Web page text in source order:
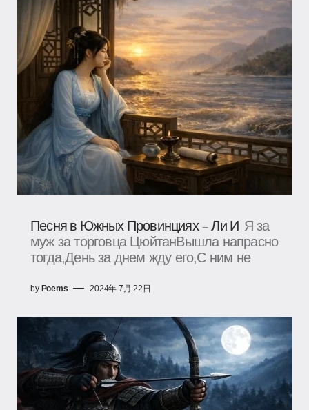
Песня в Южных Провинциях – Ли И Я за
муж за торговца ЦюйтанВышла напрасно
тогда,День за днем жду его,С ним не
by Poems 2024年 7月 22日